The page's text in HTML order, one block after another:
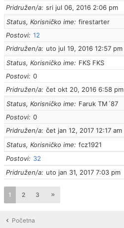
Pridružen/a sri jul 06, 2016 2:06 pm
Status, Korisničko ime
firestarter
Postovi 12
Pridružen/a
uto jul 19, 2016 12:57 pm
Status, Korisničko ime
FKS FKS
Postovi 0
Pridružen/a čet okt 20, 2016 6:58 pm
Status, Korisničko ime
Faruk TM´87
Postovi 0
Pridružen/a čet jan 12, 2017 12:17 am
Status, Korisničko ime
fcz1921
Postovi
32
Pridružen/a
uto jan 31, 2017 7:03 pm
1 2 3
Početna